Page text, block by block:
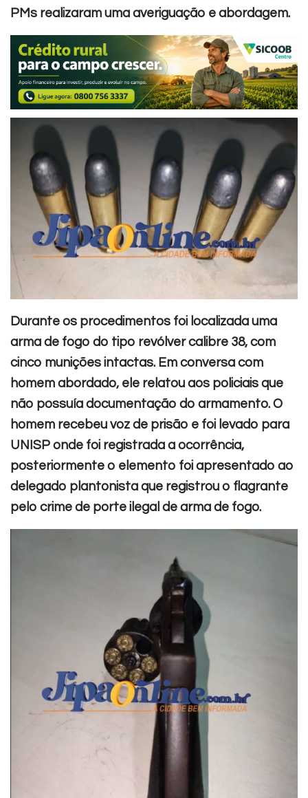
PMs realizaram uma averiguação e abordagem.
Durante os procedimentos foi localizada uma
arma de fogo do tipo revólver calibre 38, com
cinco munições intactas. Em conversa com
homem abordado, ele relatou aos policiais que
não possuía documentação do armamento. O
homem recebeu voz de prisão e foi levado para
UNISP onde foi registrada a ocorrência,
posteriormente o elemento foi apresentado ao
delegado plantonista que registrou o flagrante
pelo crime de porte ilegal de arma de fogo.